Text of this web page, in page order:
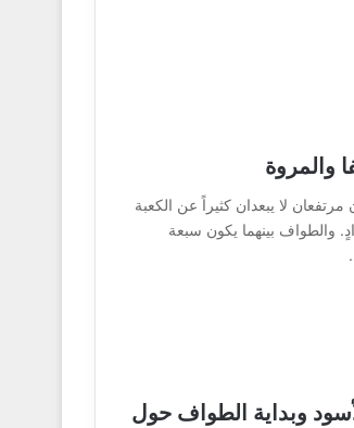
والمروة
لا يبعدان كثيراً عن الكعبة
والطواف بينهما يكون سبعة
وبداية الطواف حول